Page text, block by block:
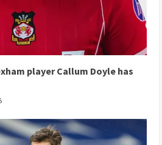
player ⁠⁠Callum Doyle has